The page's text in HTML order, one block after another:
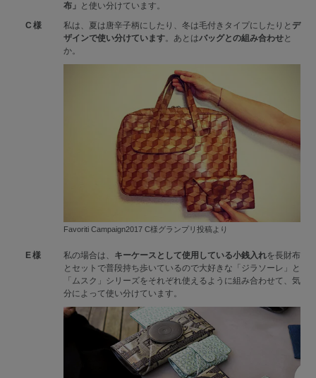
布」 と使い分けています。
C様
私は、夏は唐辛子柄にしたり、冬は毛付きタイプにしたりと デ
ザインで使い分けています。あとはバッグとの組み合わせと
か。
Favoriti Campaign2017 C様グランプリ投稿より
E様 私の場合は、 キーケースとして使用している小銭入れを長財布
とセットで普段持ち歩いているので大好きな「ジラソーレ」と
「ムスク」シリーズをそれぞれ使えるように組み合わせて、気
分によって使い分けています。